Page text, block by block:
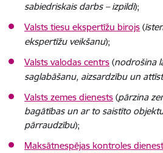
sabiedriskais darbs – izpildi);
Valsts tiesu ekspertīžu birojs (
ekspertīžu veikšanu);
Valsts valodas centrs (nodrošina
saglabāšanu, aizsardzību un
Valsts zemes dienests (pārzina
bagātības un ar to saistīto
pārraudzību);
Maksātnespējas kontroles